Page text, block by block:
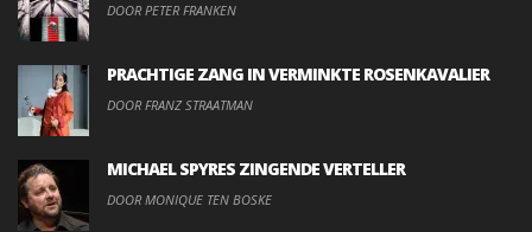
DOOR PETER FRANKEN
PRACHTIGE ZANG IN VERMINKTE ROSENKAVALIER
DOOR FRANZ STRAATMAN
MICHAEL SPYRES ZINGENDE VERTELLER
DOOR MONIQUE TEN BOSKE